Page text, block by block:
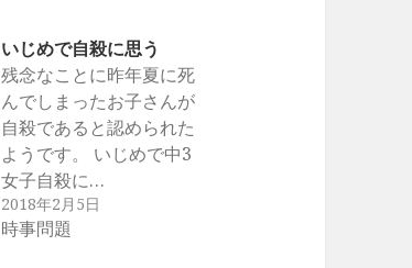
いじめで自殺に思う
残念なことに昨年夏に死
んでしまったお子さんが
自殺であると認められた
ようです。 いじめで中3
女子自殺に…
2018年2月5日
時事問題